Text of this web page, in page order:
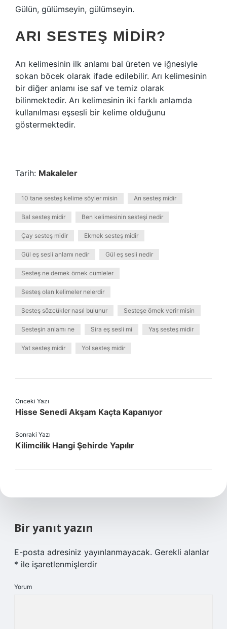
Gülün, gülümseyin, gülümseyin.
ARI SESTEŞ MIDIR?
Arı kelimesinin ilk anlamı bal üreten ve iğnesiyle
sokan böcek olarak ifade edilebilir. Arı kelimesinin
bir diğer anlamı ise saf ve temiz olarak
bilinmektedir. Arı kelimesinin iki farklı anlamda
kullanılması eşsesli bir kelime olduğunu
göstermektedir.
Tarih: Makaleler
10 tane sesteş kelime söyler misin Arı sesteş midir
Bal sesteş midir Ben kelimesinin sesteşi nedir
Çay sesteş midir Ekmek sesteş midir
Gül eş sesli anlamı nedir Gül eş sesli nedir
Sesteş ne demek örnek cümleler
Sesteş olan kelimeler nelerdir
Sesteş sözcükler nasıl bulunur Sesteşe örnek verir misin
Sesteşin anlamı ne Sira eş sesli mi Yaş sesteş midir
Yat sesteş midir Yol sesteş midir
Önceki Yazı
Hisse Senedi Akşam Kaçta Kapanıyor
Sonraki Yazı
Kilimcilik Hangi Şehirde Yapılır
Bir yanıt yazın
E-posta adresiniz yayınlanmayacak. Gerekli alanlar
* ile işaretlenmişlerdir
Yorum